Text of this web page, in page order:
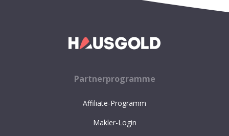
Partnerprogramme
Affiliate-Programm
Makler-Login